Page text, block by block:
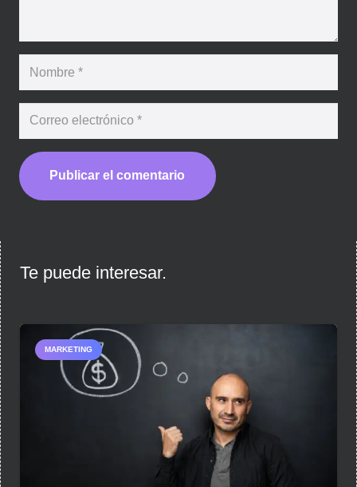
Publicar el comentario
Te puede interesar.
MARKETING